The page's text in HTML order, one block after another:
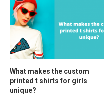
What makes the custom
printed t shirts for girls
unique?